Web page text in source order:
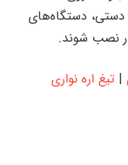
دستی، دستگاه‌های
نصب شوند.
| تیغ اره نواری